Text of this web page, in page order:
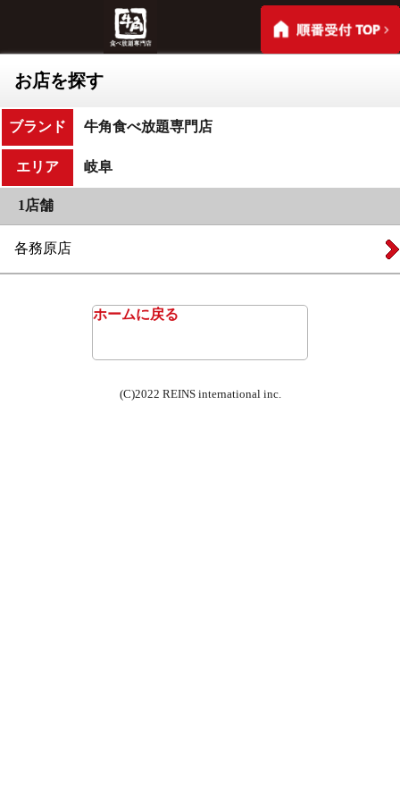
お店を探す
ブランド 牛角食べ放題専門店
エリア 岐阜
1店舗
各務原店
ホームに戻る
(C)2022 REINS international inc.